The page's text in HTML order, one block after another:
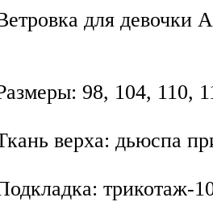
для девочки
98, 104, 110,
верха: дьюспа
трикотаж-